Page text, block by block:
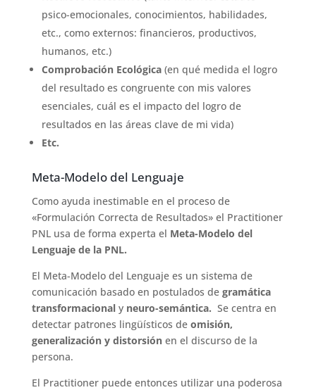
psico-emocionales, conocimientos, habilidades,
etc., como externos: financieros, productivos,
humanos, etc.)
Comprobación Ecológica(en qué medida el logro
del resultado es congruente con mis valores
esenciales, cuál es el impacto del logro de
resultados en las áreas clave de mi vida)
Etc.
Meta-Modelo del Lenguaje
Como ayuda inestimable en el proceso de
«Formulación Correcta de Resultados» el Practitioner
PNL usa de forma experta el Meta-Modelo del
Lenguaje de la PNL.
El Meta-Modelo del Lenguaje es un sistema de
comunicación basado en postulados de gramática
transformacionaly neuro-semántica. Se centra en
detectar patrones lingüísticos de omisión,
generalización y distorsiónen el discurso de la
persona.
El Practitioner puede entonces utilizar una poderosa